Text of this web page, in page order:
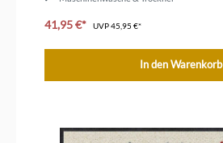
41,95 €* UVP45,95 €*
In den Warenkorb